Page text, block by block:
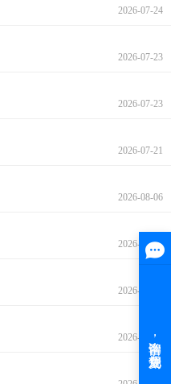
2026-07-24
2026-07-23
2026-07-23
2026-07-21
2026-08-06
2026-08-06
2026-08-06
2026-08-06